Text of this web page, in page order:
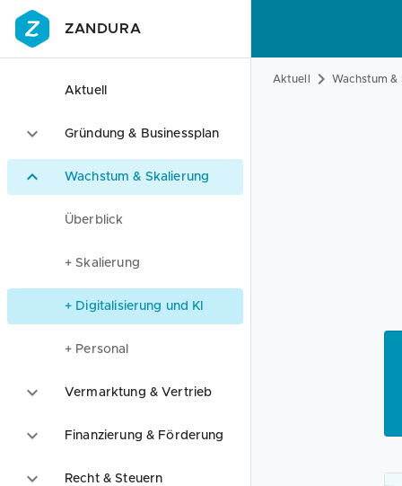
ZANDURA
Aktuell
Gründung & Businessplan
Wachstum & Skalierung
Überblick
+ Skalierung
+ Digitalisierung und KI
+ Personal
Vermarktung & Vertrieb
Finanzierung & Förderung
Recht & Steuern
Aktuell Wachstum &